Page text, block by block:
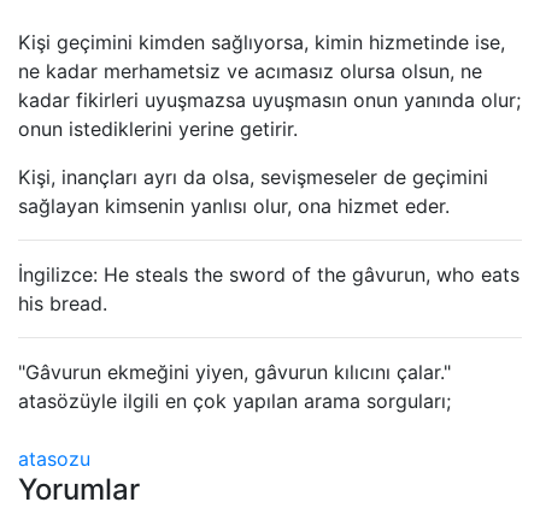
Kişi geçimini kimden sağlıyorsa, kimin hizmetinde ise,
ne kadar merhametsiz ve acımasız olursa olsun, ne
kadar fikirleri uyuşmazsa uyuşmasın onun yanında olur;
onun istediklerini yerine getirir.
Kişi, inançları ayrı da olsa, sevişmeseler de geçimini
sağlayan kimsenin yanlısı olur, ona hizmet eder.
İngilizce: He steals the sword of the gâvurun, who eats
his bread.
"Gâvurun ekmeğini yiyen, gâvurun kılıcını çalar."
atasözüyle ilgili en çok yapılan arama sorguları;
atasozu
Yorumlar